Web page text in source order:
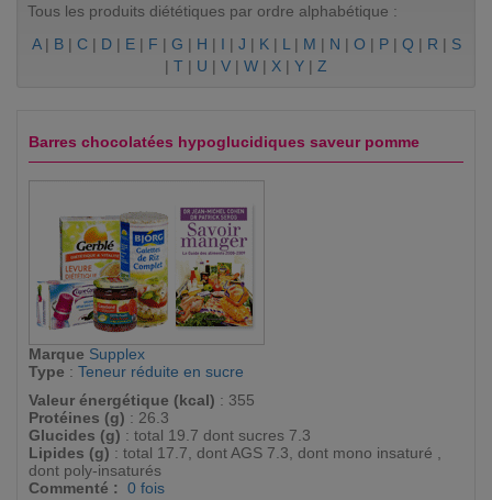
Tous les produits diététiques par ordre alphabétique :
A| B| C| D| E| F | G | H | I | J | K | L | M | N | O | P| Q | R | S
| T | U | V | W | X | Y | Z
Barres chocolatées hypoglucidiques saveur pomme
Marque Supplex
Type : Teneur réduite en sucre
Valeur énergétique (kcal) : 355
Protéines (g) : 26.3
Glucides (g) : total 19.7 dont sucres 7.3
Lipides (g) : total 17.7, dont AGS 7.3, dont mono insaturé ,
dont poly-insaturés
Commenté :
0 fois